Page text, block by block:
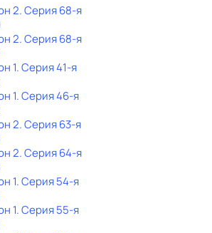
2. Серия 68-я
2. Серия 68-я
1. Серия 41-я
1. Серия 46-я
2. Серия 63-я
2. Серия 64-я
1. Серия 54-я
1. Серия 55-я